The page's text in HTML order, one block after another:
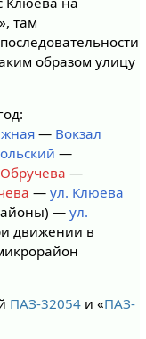
там
образом улицу
— Вокзал
—
—
— ул. Клюева
— ул.
движении в
ПАЗ-32054и «ПАЗ-